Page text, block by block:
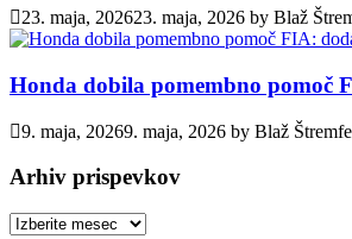
23. maja, 202623. maja, 2026 by Blaž
Honda dobila pomembno pomoč
9. maja, 20269. maja, 2026 by Blaž
Arhiv prispevkov
Arhiv